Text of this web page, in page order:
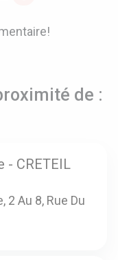
de :
- CRETEIL
2 Au 8, Rue Du